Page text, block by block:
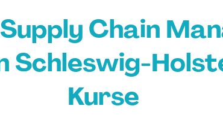
Chain
Schleswig-
Kurse